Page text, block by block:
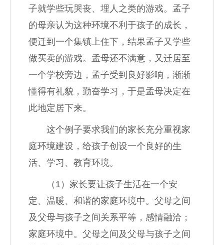
子就学些玩哭丧、埋人之类的游戏。孟子
的母亲认为这种环境不利于孩子的成长，
便迁到一个集镇上住下，结果孟子又学些
做买卖的游戏。孟母还不满意，又迁居至
一个学校旁边，孟子受到良好影响，渐渐
懂得有礼貌，勤奋学习，于是孟母决定在
此地定居下来。
这个例子要求我们的家长充分重视家
庭环境建设，给孩子创设一个良好的生
活、学习、教育环境。
（1）家长要让孩子生活在一个安
定、温暖、和谐的家庭环境中。父母之间
及父母与孩子之间关系平等，感情融洽；
家庭环境中。父母之间及父母与孩子之间